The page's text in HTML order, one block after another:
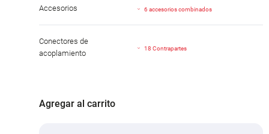
Accesorios 6 accesorios combinados
Conectores de
acoplamiento
18 Contrapartes
Agregar al carrito